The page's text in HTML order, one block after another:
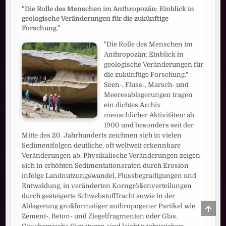
"Die Rolle des Menschen im Anthropozän: Einblick in
geologische Veränderungen für die zukünftige
Forschung."
"Die Rolle des Menschen im
Anthropozän: Einblick in
geologische Veränderungen für
die zukünftige Forschung."
Seen-, Fluss-, Marsch- und
Meeresablagerungen tragen
ein dichtes Archiv
menschlicher Aktivitäten: ab
1900 und besonders seit der
Mitte des 20. Jahrhunderts zeichnen sich in vielen
Sedimentfolgen deutliche, oft weltweit erkennbare
Veränderungen ab. Physikalische Veränderungen zeigen
sich in erhöhten Sedimentationsraten durch Erosion
infolge Landnutzungswandel, Flussbegradigungen und
Entwaldung, in veränderten Korngrößenverteilungen
durch gesteigerte Schwebstofffracht sowie in der
Ablagerung großformatiger anthropogener Partikel wie
Zement-, Beton- und Ziegelfragmenten oder Glas.
TO